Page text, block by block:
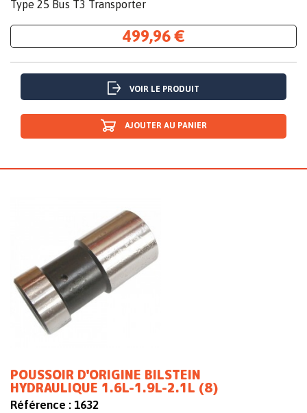
Type 25 Bus T3 Transporter
499,96 €
VOIR LE PRODUIT
AJOUTER AU PANIER
POUSSOIR D'ORIGINE BILSTEIN
HYDRAULIQUE 1.6L-1.9L-2.1L (8)
Référence : 1632